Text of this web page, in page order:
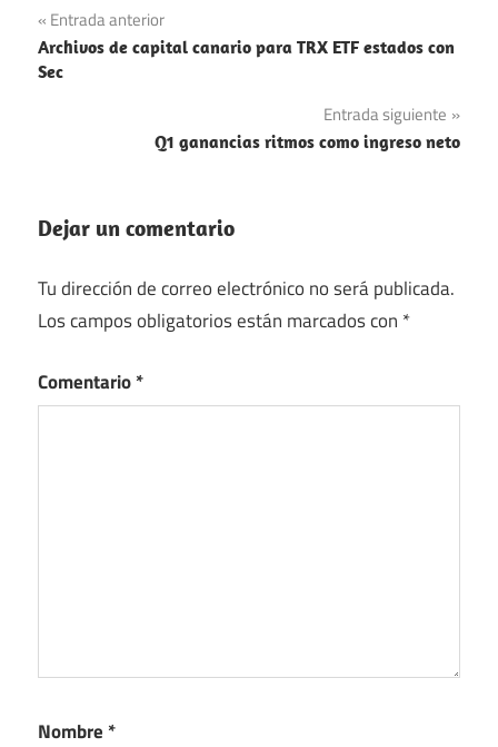
Navegación
de
Entrada anterior
Archivos de capital canario para TRX ETF estados con
Sec
Entrada siguiente
Q1 ganancias ritmos como ingreso neto
Dejar un comentario
Tu dirección de correo electrónico no será publicada.
Los campos obligatorios están marcados con *
Comentario*
Nombre *